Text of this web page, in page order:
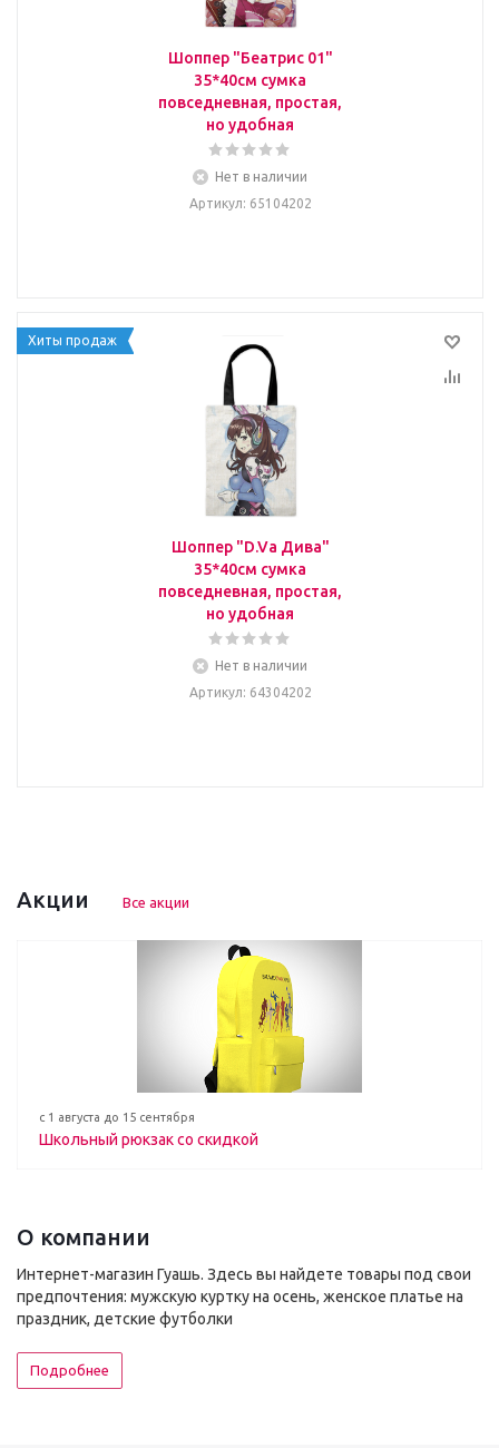
Шоппер "Беатрис 01"
35*40см сумка
повседневная, простая,
но удобная
Нет в наличии
Артикул: 65104202
Хиты продаж
Шоппер "D.Va Дива"
35*40см сумка
повседневная, простая,
но удобная
Нет в наличии
Артикул: 64304202
Акции Все акции
с 1 августа до 15 сентября
Школьный рюкзак со скидкой
О компании
Интернет-магазин Гуашь. Здесь вы найдете товары под свои
предпочтения: мужскую куртку на осень, женское платье на
праздник, детские футболки
Подробнее